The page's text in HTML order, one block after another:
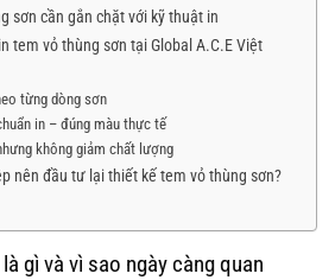
sơn cần gắn chặt với kỹ thuật in
tem vỏ thùng sơn tại Global A.C.E Việt
từng dòng sơn
in – đúng màu thực tế
không giảm chất lượng
nên đầu tư lại thiết kế tem vỏ thùng sơn?
gì và vì sao ngày càng quan